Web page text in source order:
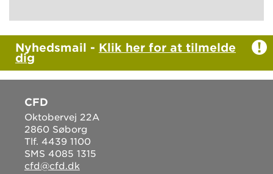
Nyhedsmail - Klik her for at tilmelde
dig
CFD
Oktobervej 22A
2860 Søborg
Tlf. 4439 1100
SMS 4085 1315
cfd@cfd.dk